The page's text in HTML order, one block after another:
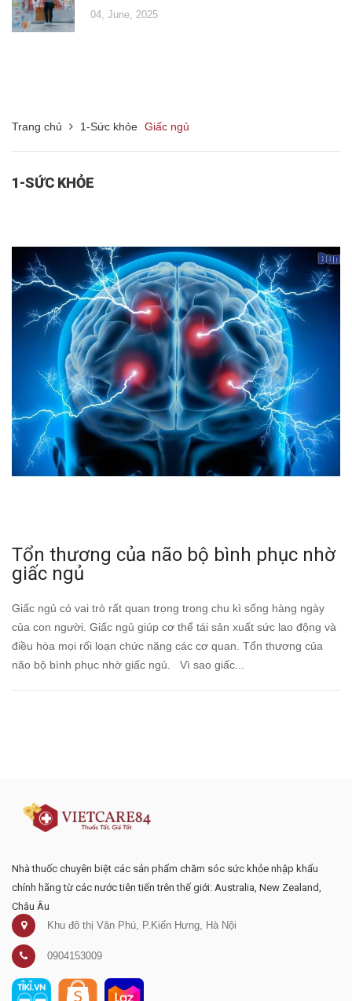
04, June, 2025
Trang chủ 1-Sức khỏe Giấc ngủ
1-SỨC KHỎE
Tổn thương của não bộ bình phục nhờ
giấc ngủ
Giấc ngủ có vai trò rất quan trọng trong chu kì sống hàng ngày
của con người. Giấc ngủ giúp cơ thể tái sản xuất sức lao động và
điều hòa mọi rối loạn chức năng các cơ quan. Tổn thương của
não bộ bình phục nhờ giấc ngủ. Vì sao giấc...
Nhà thuốc chuyên biệt các sản phẩm chăm sóc sức khỏe nhập khẩu
chính hãng từ các nước tiên tiến trên thế giới: Australia, New Zealand,
Châu Âu
Khu đô thị Văn Phú, P.Kiến Hưng, Hà Nội
0904153009